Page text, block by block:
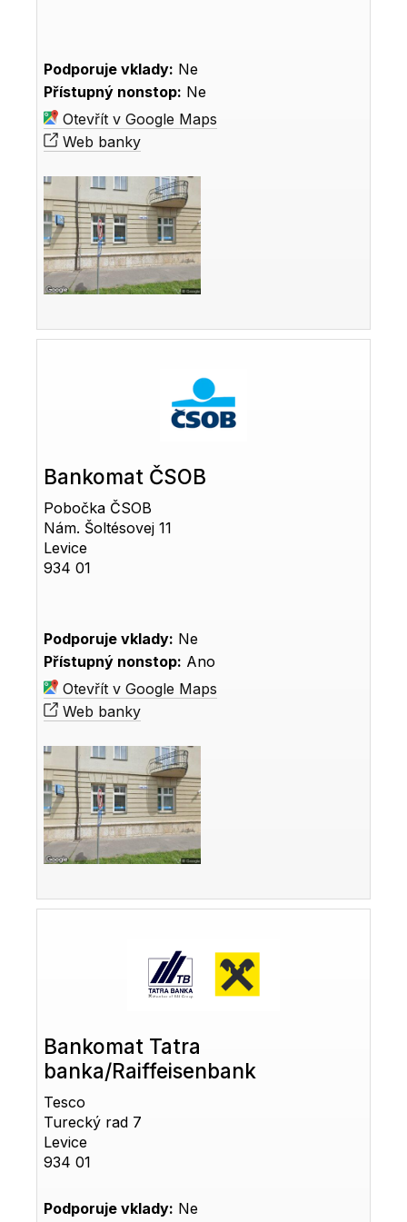
Podporuje vklady: Ne
Přístupný nonstop: Ne
Otevřít v Google Maps
Web banky
Bankomat ČSOB
Pobočka ČSOB
Nám. Šoltésovej 11
Levice
934 01
Podporuje vklady: Ne
Přístupný nonstop: Ano
Otevřít v Google Maps
Web banky
Bankomat Tatra
banka/Raiffeisenbank
Tesco
Turecký rad 7
Levice
934 01
Podporuje vklady: Ne